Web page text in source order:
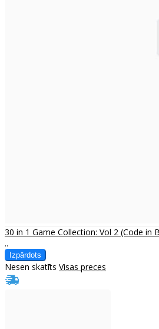
30 in 1 Game Collection: Vol 2 (Code in
..
Nesen skatīts Visas preces